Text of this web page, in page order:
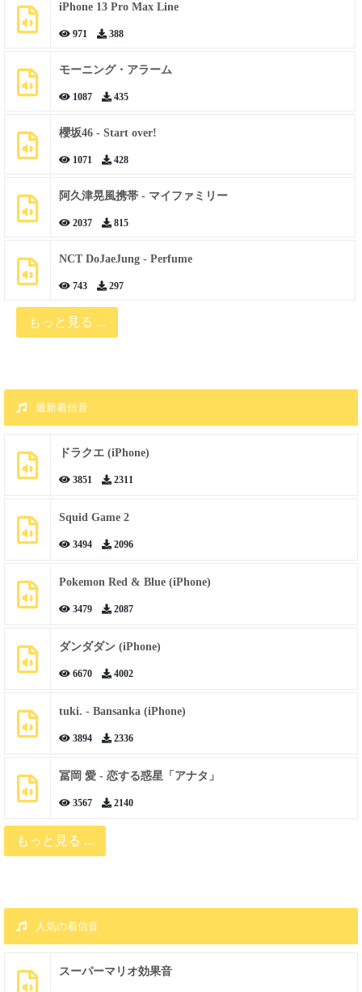
iPhone 13 Pro Max Line
971 388
モーニング・アラーム
1087 435
櫻坂46 - Start over!
1071 428
阿久津晃風携帯 - マイファミリー
2037 815
NCT DoJaeJung - Perfume
743 297
もっと見る ...
最新着信音
ドラクエ (iPhone)
3851 2311
Squid Game 2
3494 2096
Pokemon Red & Blue (iPhone)
3479 2087
ダンダダン (iPhone)
6670 4002
tuki. - Bansanka (iPhone)
3894 2336
冨岡 愛 - 恋する惑星「アナタ」
3567 2140
もっと見る ...
人気の着信音
スーパーマリオ効果音